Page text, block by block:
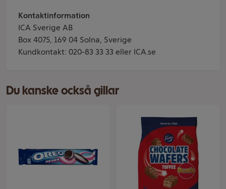
Kontaktinformation
ICA Sverige AB
Box 4075, 169 04 Solna, Sverige
Kundkontakt: 020-83 33 33 eller ICA.se
Du kanske också gillar